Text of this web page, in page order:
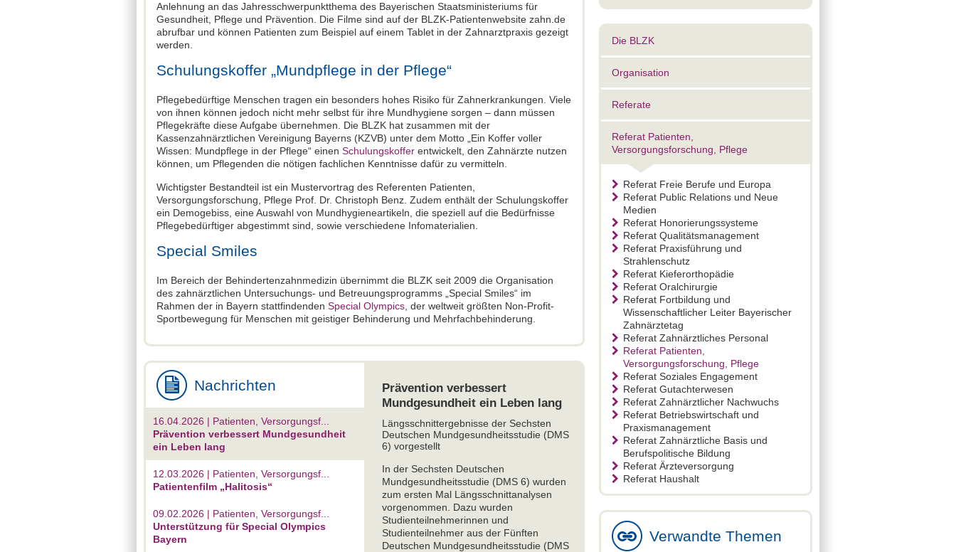
Anlehnung an das Jahresschwerpunktthema des Bayerischen Staatsministeriums für
Gesundheit, Pflege und Prävention. Die Filme sind auf der BLZK-Patientenwebsite zahn.de
abrufbar und können Patienten zum Beispiel auf einem Tablet in der Zahnarztpraxis gezeigt
werden.
Schulungskoffer „Mundpflege in der Pflege“
Pflegebedürftige Menschen tragen ein besonders hohes Risiko für Zahnerkrankungen. Viele
von ihnen können jedoch nicht mehr selbst für ihre Mundhygiene sorgen – dann müssen
Pflegekräfte diese Aufgabe übernehmen. Die BLZK hat zusammen mit der
Kassenzahnärztlichen Vereinigung Bayerns (KZVB) unter dem Motto „Ein Koffer voller
Wissen: Mundpflege in der Pflege“ einen Schulungskoffer entwickelt, den Zahnärzte nutzen
können, um Pflegenden die nötigen fachlichen Kenntnisse dafür zu vermitteln.
Wichtigster Bestandteil ist ein Mustervortrag des Referenten Patienten,
Versorgungsforschung, Pflege Prof. Dr. Christoph Benz. Zudem enthält der Schulungskoffer
ein Demogebiss, eine Auswahl von Mundhygieneartikeln, die speziell auf die Bedürfnisse
Pflegebedürftiger abgestimmt sind, sowie verschiedene Infomaterialien.
Special Smiles
Im Bereich der Behindertenzahnmedizin übernimmt die BLZK seit 2009 die Organisation
des zahnärztlichen Untersuchungs- und Betreuungsprogramms „Special Smiles“ im
Rahmen der in Bayern stattfindenden Special Olympics , der weltweit größten Non-Profit-
Sportbewegung für Menschen mit geistiger Behinderung und Mehrfachbehinderung.
Nachrichten
16.04.2026 | Patienten, Versorgungsf...
Prävention verbessert Mundgesundheit
ein Leben lang
12.03.2026 | Patienten, Versorgungsf...
Patientenfilm „Halitosis“
09.02.2026 | Patienten, Versorgungsf...
Unterstützung für Special Olympics
Bayern
Prävention verbessert
Mundgesundheit ein Leben lang
Längsschnittergebnisse der Sechsten
Deutschen Mundgesundheitsstudie (DMS
6) vorgestellt
In der Sechsten Deutschen
Mundgesundheitsstudie (DMS 6) wurden
zum ersten Mal Längsschnittanalysen
vorgenommen. Dazu wurden
Studienteilnehmerinnen und
Studienteilnehmer aus der Fünften
Deutschen Mundgesundheitsstudie (DMS
Die BLZK
Organisation
Referate
Referat Patienten,
Versorgungsforschung, Pflege
Referat Freie Berufe und Europa
Referat Public Relations und Neue
Medien
Referat Honorierungssysteme
Referat Qualitätsmanagement
Referat Praxisführung und
Strahlenschutz
Referat Kieferorthopädie
Referat Oralchirurgie
Referat Fortbildung und
Wissenschaftlicher Leiter Bayerischer
Zahnärztetag
Referat Zahnärztliches Personal
Referat Patienten,
Versorgungsforschung, Pflege
Referat Soziales Engagement
Referat Gutachterwesen
Referat Zahnärztlicher Nachwuchs
Referat Betriebswirtschaft und
Praxismanagement
Referat Zahnärztliche Basis und
Berufspolitische Bildung
Referat Ärzteversorgung
Referat Haushalt
Verwandte Themen